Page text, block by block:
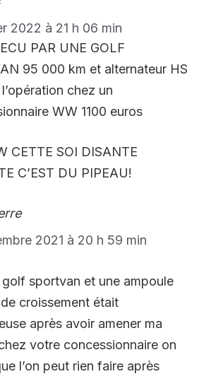
2022 à 21 h 06 min
PAR UNE GOLF
95 000 km et alternateur HS
chez un
WW 1100 euros
CETTE SOI DISANTE
C’EST DU PIPEAU!
2021 à 20 h 59 min
golf sportvan et une ampoule
croissement était
après avoir amener ma
votre concessionnaire on
l’on peut rien faire après